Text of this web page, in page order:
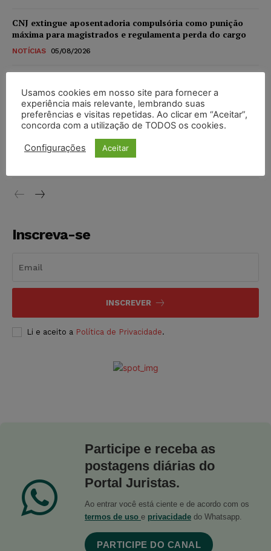
CNJ extingue aposentadoria compulsória como punição
máxima para magistrados e regulamenta perda do cargo
NOTÍCIAS 05/08/2026
Moraes contra senador Alessandro Vieira
NOTÍCIAS 05/08/2026
juíza Gabriela Hardt por dois anos
Inscreva-se
INSCREVER
Li e aceito a Política de Privacidade.
Participe e receba as
postagens diárias do
Portal Juristas.
Ao entrar você está ciente e de acordo com os
termos de uso e privacidade do Whatsapp.
PARTICIPE DO CANAL
Usamos cookies em nosso site para fornecer a
experiência mais relevante, lembrando suas
preferências e visitas repetidas. Ao clicar em “Aceitar”,
concorda com a utilização de TODOS os cookies.
Configurações Aceitar